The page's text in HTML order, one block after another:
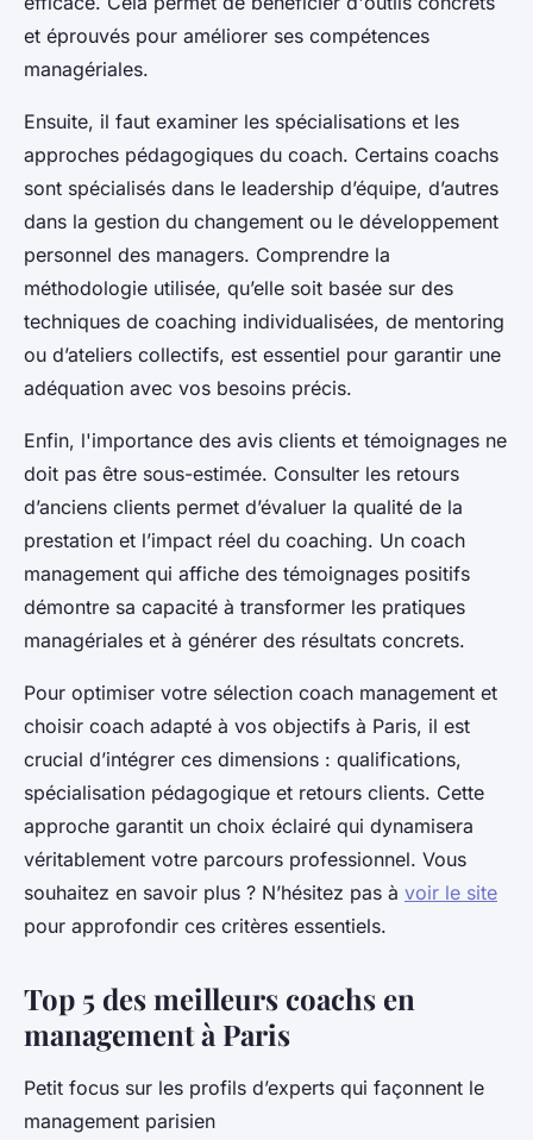
et éprouvés pour améliorer ses compétences
managériales.
Ensuite, il faut examiner les spécialisations et les
approches pédagogiques du coach. Certains coachs
sont spécialisés dans le leadership d’équipe, d’autres
dans la gestion du changement ou le développement
personnel des managers. Comprendre la
méthodologie utilisée, qu’elle soit basée sur des
techniques de coaching individualisées, de mentoring
ou d’ateliers collectifs, est essentiel pour garantir une
adéquation avec vos besoins précis.
Enfin, l'importance des avis clients et témoignages ne
doit pas être sous-estimée. Consulter les retours
d’anciens clients permet d’évaluer la qualité de la
prestation et l’impact réel du coaching. Un coach
management qui affiche des témoignages positifs
démontre sa capacité à transformer les pratiques
managériales et à générer des résultats concrets.
Pour optimiser votre sélection coach management et
choisir coach adapté à vos objectifs à Paris, il est
crucial d’intégrer ces dimensions : qualifications,
spécialisation pédagogique et retours clients. Cette
approche garantit un choix éclairé qui dynamisera
véritablement votre parcours professionnel. Vous
souhaitez en savoir plus ? N’hésitez pas à voir le site
pour approfondir ces critères essentiels.
Top 5 des meilleurs coachs en
management à Paris
Petit focus sur les profils d’experts qui façonnent le
management parisien